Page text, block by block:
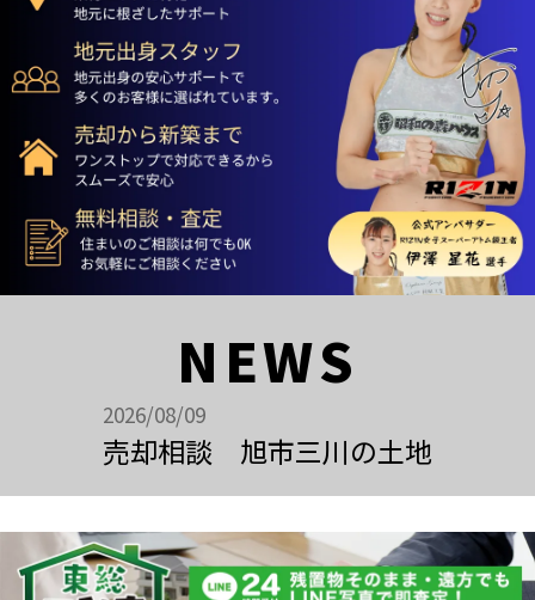
NEWS
2026/08/09
売却相談 旭市三川の土地